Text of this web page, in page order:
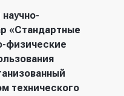
«Стандартные
физические
технического